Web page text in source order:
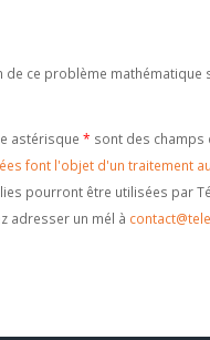
de ce problème mathématique
astérisque * sont des
font l'objet d'un traitement
pourront être utilisées par
adresser un mél à